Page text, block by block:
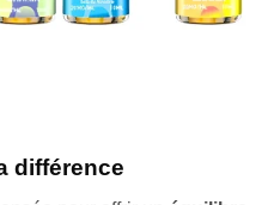
différence